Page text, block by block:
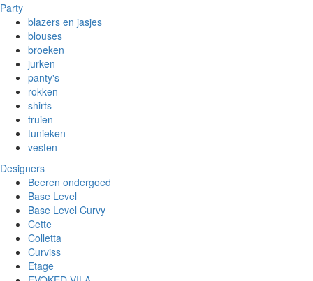
Party
blazers en jasjes
blouses
broeken
jurken
panty's
rokken
shirts
truien
tunieken
vesten
Designers
Beeren ondergoed
Base Level
Base Level Curvy
Cette
Colletta
Curviss
Etage